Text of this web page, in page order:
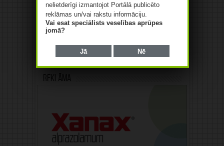
Reklāma
nelietderīgi izmantojot Portālā publicēto
reklāmas un/vai rakstu informāciju.
Vai esat speciālists veselības aprūpes
jomā?
Jā Nē